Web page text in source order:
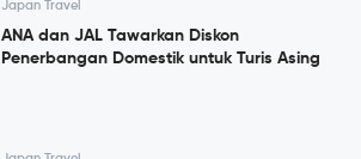
Japan Travel
ANA dan JAL Tawarkan Diskon
Penerbangan Domestik untuk Turis Asing